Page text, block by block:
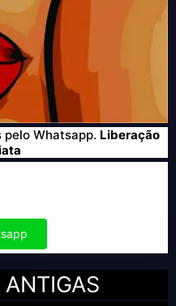
Whatsapp. Liberação